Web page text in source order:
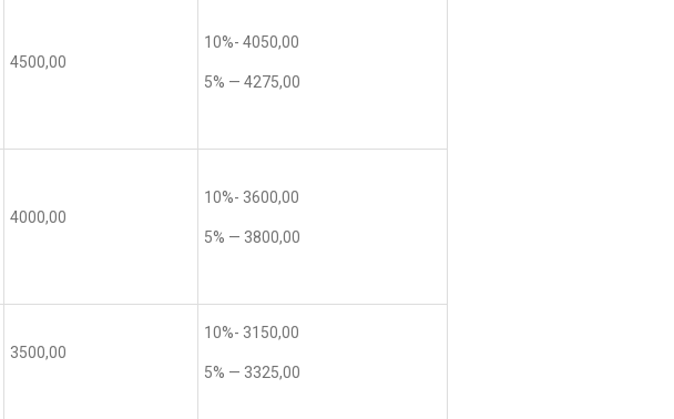
4500,00
10%- 4050,00
5% — 4275,00
4000,00
10%- 3600,00
5% — 3800,00
3500,00
10%- 3150,00
5% — 3325,00